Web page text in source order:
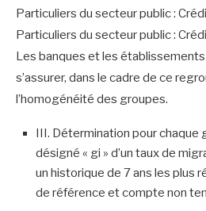
Particuliers du secteur public :
Particuliers du secteur public :
Les banques et les
s’assurer, dans le cadre de ce
l’homogénéité des groupes.
III. Détermination pour chaque
désigné « gi » d’un taux de
un historique de 7 ans les plus
de référence et compte non